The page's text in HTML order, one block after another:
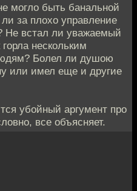
могло быть банальной
за плохо управление
Не встал ли уважаемый
нескольким
Болел ли душою
или имел еще и другие
убойный аргумент про
все объясняет.